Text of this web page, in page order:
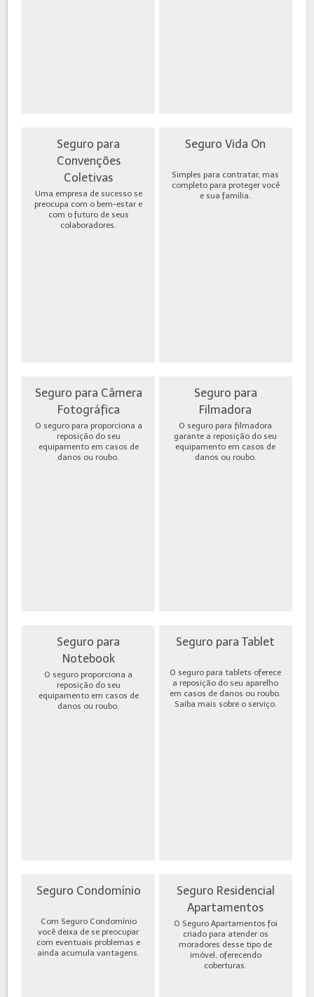
Seguro para
Convenções
Coletivas
Uma empresa de sucesso se
preocupa com o bem-estar e
com o futuro de seus
colaboradores.
Seguro Vida On
Simples para contratar, mas
completo para proteger você
e sua família.
Seguro para Câmera
Fotográfica
O seguro para proporciona a
reposição do seu
equipamento em casos de
danos ou roubo.
Seguro para
Filmadora
O seguro para filmadora
garante a reposição do seu
equipamento em casos de
danos ou roubo.
Seguro para
Notebook
O seguro proporciona a
reposição do seu
equipamento em casos de
danos ou roubo.
Seguro para Tablet
O seguro para tablets oferece
a reposição do seu aparelho
em casos de danos ou roubo.
Saiba mais sobre o serviço.
Seguro Condomínio
Com Seguro Condomínio
você deixa de se preocupar
com eventuais problemas e
ainda acumula vantagens.
Seguro Residencial
Apartamentos
O Seguro Apartamentos foi
criado para atender os
moradores desse tipo de
imóvel, oferecendo
coberturas.